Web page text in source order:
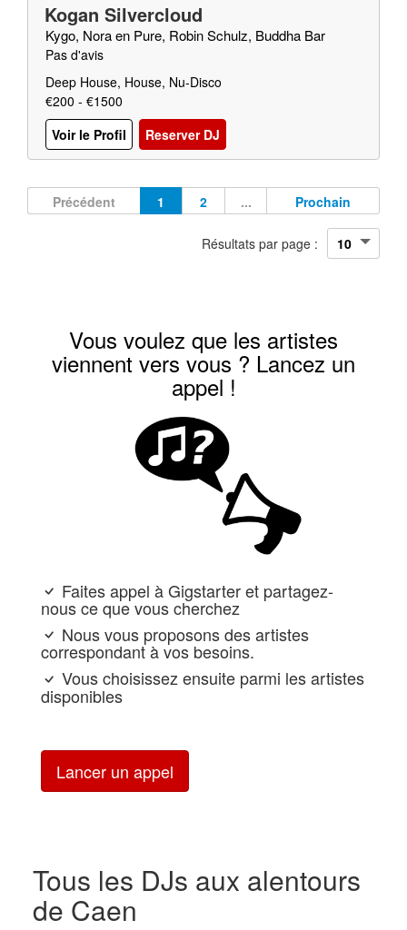
Kogan Silvercloud
Kygo, Nora en Pure, Robin Schulz, Buddha Bar
Pas d'avis
Deep House, House, Nu-Disco
€200 - €1500
Voir le Profil
Reserver DJ
Précédent 1 2 ... Prochain
Résultats par page :
Vous voulez que les artistes
viennent vers vous ? Lancez un
appel !
Faites appel à Gigstarter et partagez-
nous ce que vous cherchez
Nous vous proposons des artistes
correspondant à vos besoins.
Vous choisissez ensuite parmi les artistes
disponibles
Lancer un appel
Tous les DJs aux alentours
de Caen